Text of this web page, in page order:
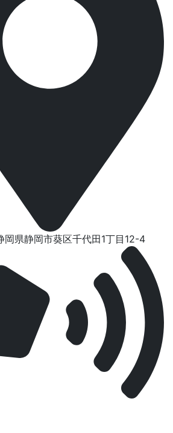
県静岡市葵区千代⽥1丁⽬12-4